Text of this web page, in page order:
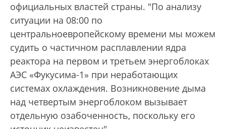
официальных властей страны. "По анализу
ситуации на 08:00 по
центральноевропейскому времени мы можем
судить о частичном расплавлении ядра
реактора на первом и третьем энергоблоках
АЭС «Фукусима-1» при неработающих
системах охлаждения. Возникновение дыма
над четвертым энергоблоком вызывает
отдельную озабоченность, поскольку его